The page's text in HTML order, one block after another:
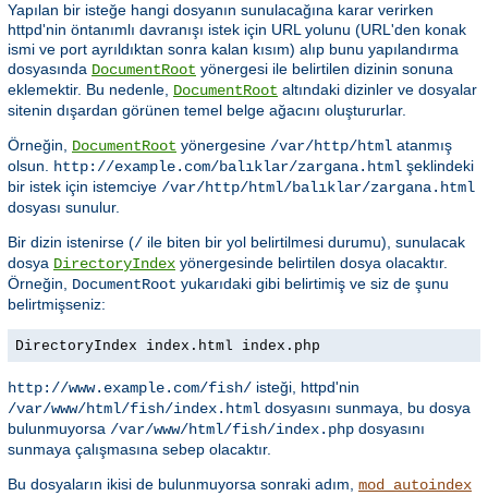
Yapılan bir isteğe hangi dosyanın sunulacağına karar verirken
httpd'nin öntanımlı davranışı istek için URL yolunu (URL'den konak
ismi ve port ayrıldıktan sonra kalan kısım) alıp bunu yapılandırma
dosyasında DocumentRoot yönergesi ile belirtilen dizinin sonuna
eklemektir. Bu nedenle, DocumentRoot altındaki dizinler ve dosyalar
sitenin dışardan görünen temel belge ağacını oluştururlar.
Örneğin, DocumentRoot yönergesine /var/http/html atanmış
olsun. http://example.com/balıklar/zargana.html şeklindeki
bir istek için istemciye /var/http/html/balıklar/zargana.html
dosyası sunulur.
Bir dizin istenirse (/ ile biten bir yol belirtilmesi durumu), sunulacak
dosya DirectoryIndex yönergesinde belirtilen dosya olacaktır.
Örneğin, DocumentRoot yukarıdaki gibi belirtimiş ve siz de şunu
belirtmişseniz:
DirectoryIndex index.html index.php
http://www.example.com/fish/ isteği, httpd'nin
/var/www/html/fish/index.html dosyasını sunmaya, bu dosya
bulunmuyorsa /var/www/html/fish/index.php dosyasını
sunmaya çalışmasına sebep olacaktır.
Bu dosyaların ikisi de bulunmuyorsa sonraki adım, mod_autoindex